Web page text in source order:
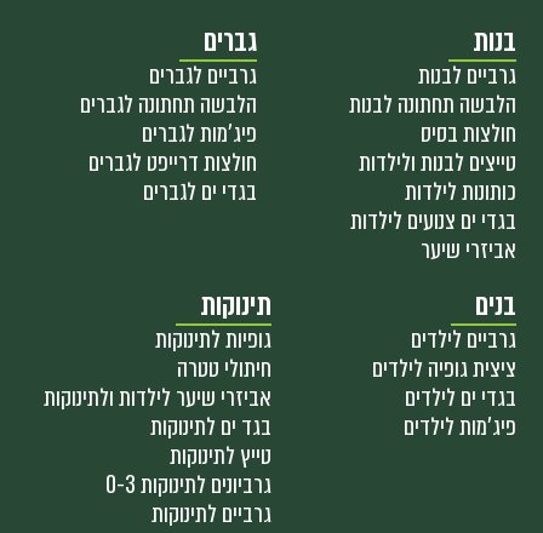
בנות
גרביים לבנות
הלבשה תחתונה לבנות
חולצות בסיס
טייצים לבנות ולילדות
כותונות לילדות
בגדי ים צנועים לילדות
אביזרי שיער
גברים
גרביים לגברים
הלבשה תחתונה לגברים
פיג'מות לגברים
חולצות דרייפט לגברים
בגדי ים לגברים
בנים
גרביים לילדים
ציצית גופיה לילדים
בגדי ים לילדים
פיג'מות לילדים
תינוקות
גופיות לתינוקות
חיתולי טטרה
אביזרי שיער לילדות ולתינוקות
בגד ים לתינוקות
טייץ לתינוקות
גרביונים לתינוקות 0-3
גרביים לתינוקות